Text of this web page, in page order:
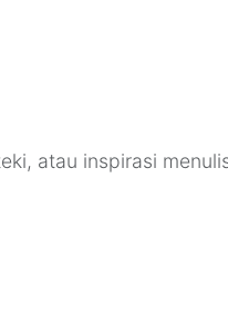
atau inspirasi